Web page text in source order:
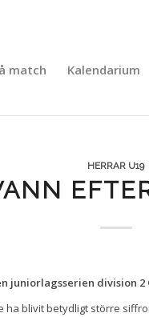
match Kalendarium
HERRAR U19
juniorlagsserien division
ha blivit betydligt större